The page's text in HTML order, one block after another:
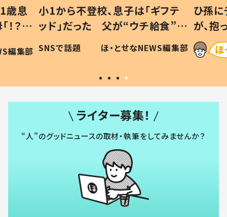
歳息
？」
編集部
小1から不登校、息子は「ギフテ
ッド」だった 父が“ウチ給食”を
作り続ける理由とは #令和の親
#令和の子
SNSで話題 ほ・とせなNEWS編集部
ひ孫
が、
「涙が
い」
ライター募集！
“人”のグッドニュースの取材・執筆をしてみませんか？